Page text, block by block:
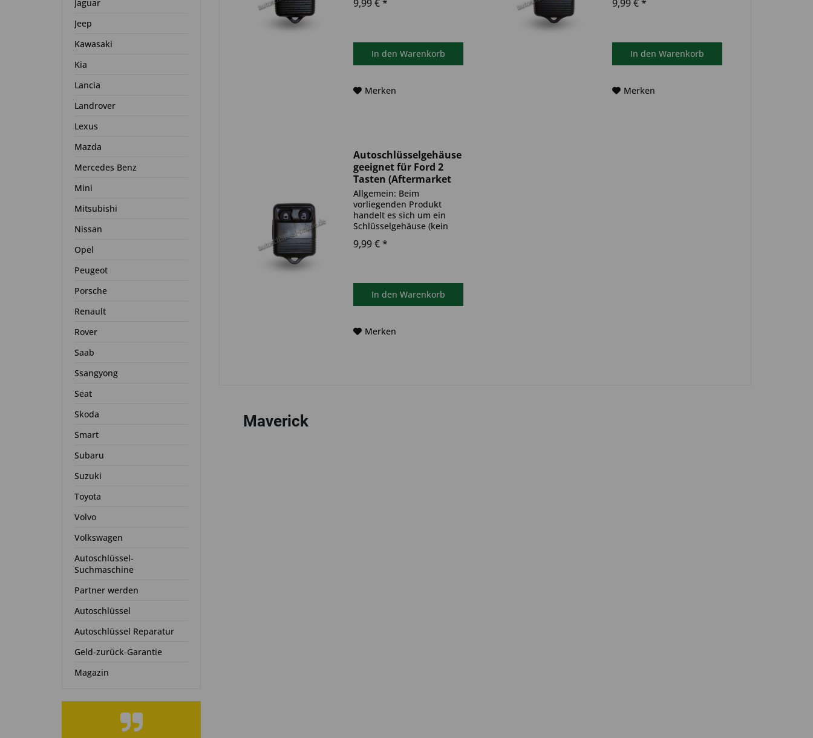
Jaguar
Jeep
Kawasaki
Kia
Lancia
Landrover
Lexus
Mazda
Mercedes Benz
Mini
Mitsubishi
Nissan
Opel
Peugeot
Porsche
Renault
Rover
Saab
Ssangyong
Seat
Skoda
Smart
Subaru
Suzuki
Toyota
Volvo
Volkswagen
Autoschlüssel-
Suchmaschine
Partner werden
Autoschlüssel
Autoschlüssel Reparatur
Geld-zurück-Garantie
Magazin
ideal zum Austausch
Autoschlüsselgehäuse
geeignet. Bitte achten Sie
9,99 € *
In den Warenkorb
Merken
ideal zum Austausch
Autoschlüsselgehäuse
geeignet. Bitte achten Sie
9,99 € *
In den Warenkorb
Merken
Autoschlüsselgehäuse
geeignet für Ford 2
Tasten (Aftermarket
Produkt)
Allgemein: Beim
vorliegenden Produkt
handelt es sich um ein
Schlüsselgehäuse (kein
ideal zum Austausch
Autoschlüsselgehäuse
geeignet. Bitte achten Sie
9,99 € *
In den Warenkorb
Merken
Maverick